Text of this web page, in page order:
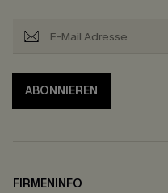
ABONNIEREN
FIRMENINFO